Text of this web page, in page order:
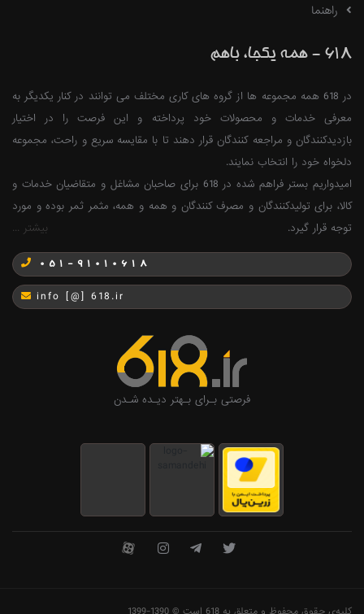
راهنما
618 - همه یکجا، باهم
در 618 همه مجموعه ها از گروه های کاری مختلف می توانند در کنار یکدیگر به
معرفی خدمات و محصولات خود پرداخته و این فرصت را در اختیار
بازدیدکنندگان و مراجعه کنندگان قرار دهند تا با مقایسه سریع و راحت، مجموعه
دلخواه خود را انتخاب نمایند.
امیدواریم بستر فراهم شده در 618 برای صاحبان مشاغل و متقاضیان خدمات و
کالا، برای تولیدکنندگان و مصرف کنندگان و همه و همه، مثمر ثمر بوده و مورد
توجه قرار گیرد.
بیشتر ...
051-91010618
info [@] 618.ir
فرصتی بـرای بـهتر دیـده شـدن